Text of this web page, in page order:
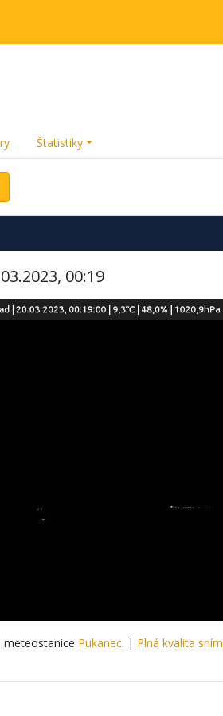
Štatistiky
00:19
meteostanice Pukanec. | Plná kvalita